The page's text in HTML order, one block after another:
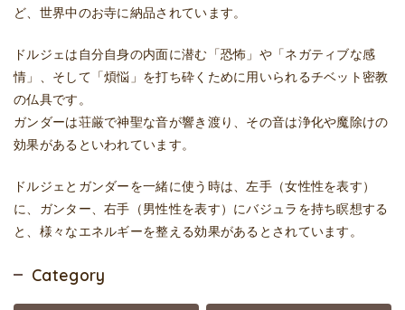
ど、世界中のお寺に納品されています。
ドルジェは自分自身の内面に潜む「恐怖」や「ネガティブな感
情」、そして「煩悩」を打ち砕くために用いられるチベット密教
の仏具です。
ガンダーは荘厳で神聖な音が響き渡り、その音は浄化や魔除けの
効果があるといわれています。
ドルジェとガンダーを一緒に使う時は、左手（女性性を表す）
に、ガンター、右手（男性性を表す）にバジュラを持ち瞑想する
と、様々なエネルギーを整える効果があるとされています。
Category